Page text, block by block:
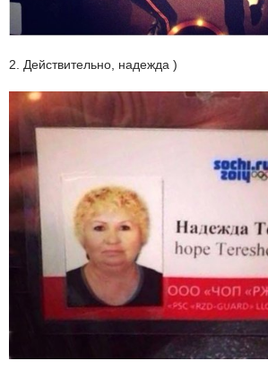
2. Действительно, надежда )